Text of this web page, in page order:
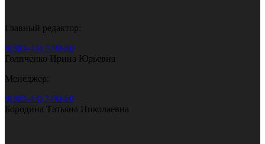
Главный редактор:
8(383-43) 7-90-60
Голиченко Ирина Юрьевна
Менеджер:
8(383-43) 7-90-60
Бородина Татьяна Николаевна